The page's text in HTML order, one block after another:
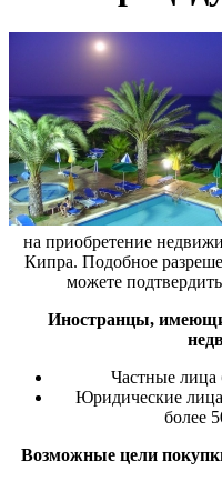
на приобретение
Кипра. Подобное
можете
Иностранцы,
Частные лица
Юридические
более
Возможные цели